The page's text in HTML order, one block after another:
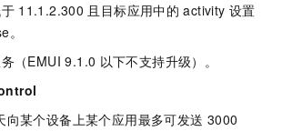
11.1.2.300 且目标应用中的 activity 设置
。
（EMUI 9.1.0 以下不支持升级）。
向某个设备上某个应用最多可发送 3000